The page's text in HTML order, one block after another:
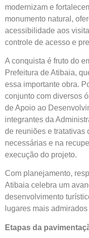
modernizam e
monumento natural,
acessibilidade aos
controle de acesso e
A conquista é fruto do
Prefeitura de Atibaia,
essa importante obra.
conjunto com diversos
de Apoio ao
integrantes da
de reuniões e tratativas
necessárias e na
execução do projeto.
Com planejamento,
Atibaia celebra um
desenvolvimento
lugares mais
Etapas da